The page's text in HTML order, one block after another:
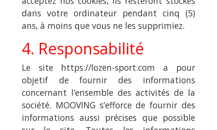
dans votre ordinateur pendant cinq (5)
ans, à moins que vous ne les supprimiez.
4. Responsabilité
Le site https://lozen-sport.com a pour
objetif de fournir des informations
concernant l’ensemble des activités de la
société. MOOVING s’efforce de fournir des
informations aussi précises que possible